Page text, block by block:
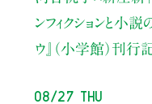
ンフィクションと小
ウ』（小学館）刊行
08/27 Thu